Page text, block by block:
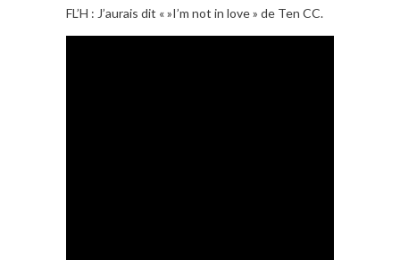
FL’H : J’aurais dit « »I’m not in love » de Ten CC.